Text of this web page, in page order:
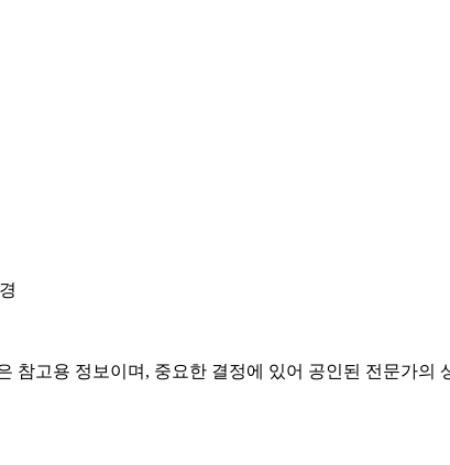
참고용 정보이며, 중요한 결정에 있어 공인된 전문가